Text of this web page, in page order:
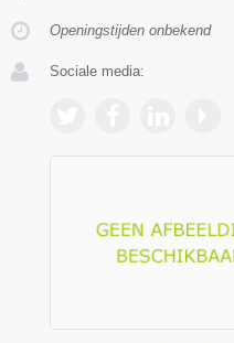
Openingstijden onbekend
Sociale media: